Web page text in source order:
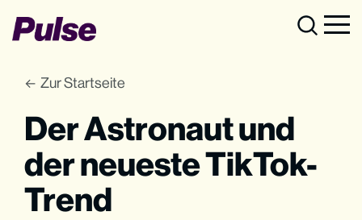
Zur Startseite
Der Astronaut und
der neueste TikTok-
Trend